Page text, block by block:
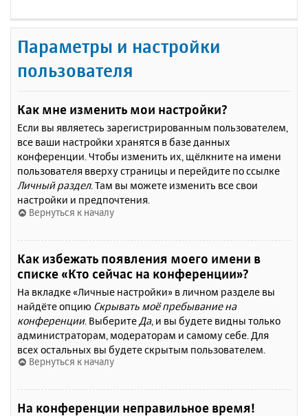
Параметры и настройки
пользователя
Как мне изменить мои настройки?
Если вы являетесь зарегистрированным пользователем,
все ваши настройки хранятся в базе данных
конференции. Чтобы изменить их, щёлкните на имени
пользователя вверху страницы и перейдите по ссылке
Личный раздел. Там вы можете изменить все свои
настройки и предпочтения.
Вернуться к началу
Как избежать появления моего имени в
списке «Кто сейчас на конференции»?
На вкладке «Личные настройки» в личном разделе вы
найдёте опцию Скрывать моё пребывание на
конференции. Выберите Да, и вы будете видны только
администраторам, модераторам и самому себе. Для
всех остальных вы будете скрытым пользователем.
Вернуться к началу
На конференции неправильное время!